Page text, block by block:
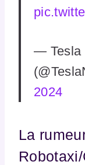
— Tesla
2024
La